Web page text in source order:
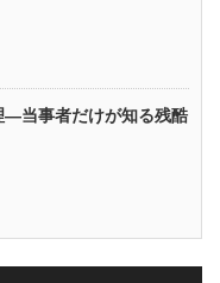
―当事者だけが知る残酷